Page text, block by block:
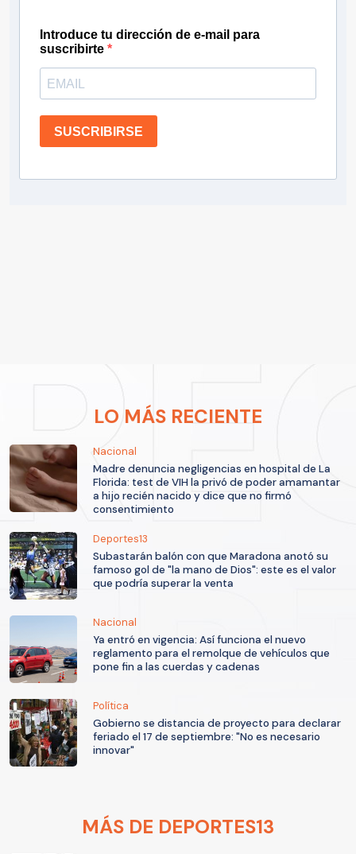
Introduce tu dirección de e-mail para
suscribirte
SUSCRIBIRSE
LO MÁS RECIENTE
Nacional
Madre denuncia negligencias en hospital de La
Florida: test de VIH la privó de poder amamantar
a hijo recién nacido y dice que no firmó
consentimiento
Deportes13
Subastarán balón con que Maradona anotó su
famoso gol de "la mano de Dios": este es el valor
que podría superar la venta
Nacional
Ya entró en vigencia: Así funciona el nuevo
reglamento para el remolque de vehículos que
pone fin a las cuerdas y cadenas
Política
Gobierno se distancia de proyecto para declarar
feriado el 17 de septiembre: "No es necesario
innovar"
MÁS DE DEPORTES13